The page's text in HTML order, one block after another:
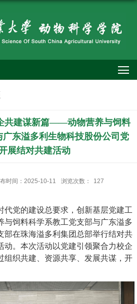
共建谋新篇——动物营养与饲料
东溢多利生物科技股份公司党
展结对共建活动
时间：2025-10-11 浏览次数： 127
代党的建设总要求，创新基层党建工
与饲料科学系教工党支部与广东溢多
部在珠海溢多利集团总部举行结对共
。 本次活动以党建引领聚合力校企
组织共建、资源共享、发展共谋，开